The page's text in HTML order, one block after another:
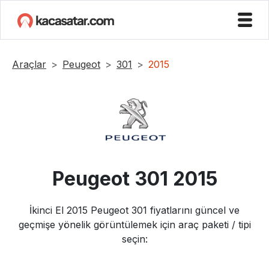
Araçlar Peugeot 301 2015
Peugeot 301 2015
İkinci El 2015 Peugeot 301 fiyatlarını güncel ve
geçmişe yönelik görüntülemek için araç paketi / tipi
seçin: